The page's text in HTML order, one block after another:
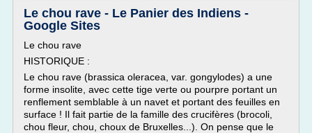
Le chou rave - Le Panier des Indiens -
Google Sites
Le chou rave
HISTORIQUE :
Le chou rave (brassica oleracea, var. gongylodes) a une
forme insolite, avec cette tige verte ou pourpre portant un
renflement semblable à un navet et portant des feuilles en
surface ! Il fait partie de la famille des crucifères (brocoli,
chou fleur, chou, choux de Bruxelles...). On pense que le